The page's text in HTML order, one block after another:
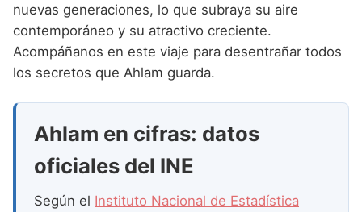
Nombres de Niña que empiezan por W
Nombres de Niña que empiezan por X
nuevas generaciones, lo que subraya su aire
contemporáneo y su atractivo creciente.
Acompáñanos en este viaje para desentrañar todos
los secretos que Ahlam guarda.
Ahlam en cifras: datos
oficiales del INE
Según el Instituto Nacional de Estadística